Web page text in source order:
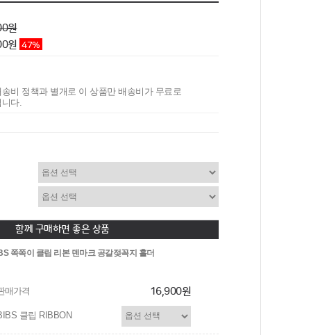
원
원 47%
비 정책과 별개로 이 상품만 배송비가 무료로
다.
함께 구매하면 좋은 상품
쪽쪽이 클립 리본 덴마크 공갈젖꼭지 홀더
매가격 16,900원
클립 RIBBON